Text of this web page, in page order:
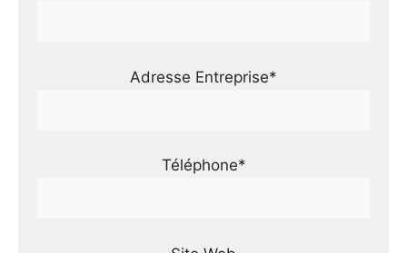
Adresse Entreprise*
Téléphone*